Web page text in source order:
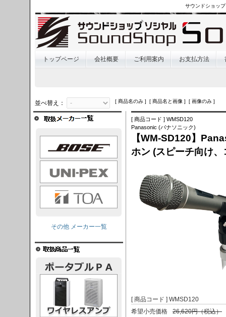
サウンドショッ
トップページ 会社概要 ご利用案内 お支払方法
並べ替え： [ 商品名のみ ] [ 商品名と画像 ] [ 画像のみ ]
[ 商品コード ] WMSD120
Panasonic (パナソニック)
【WM-SD120】
ホン (スピーチ向け
[ 商品コード ] WMSD120
希望小売価格
26,620円（税込）
その他 メーカー一覧